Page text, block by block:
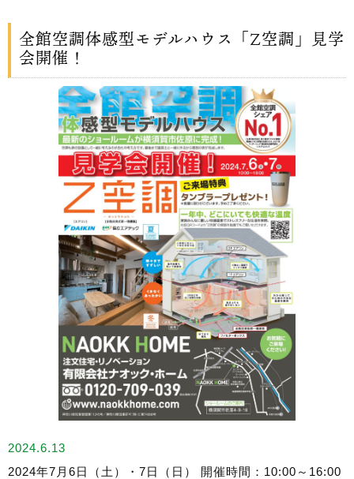
全館空調体感型モデルハウス「Z空調」見学
会開催！
2024.6.13
2024年7月6日（土）・7日（日） 開催時間：10:00～16:00